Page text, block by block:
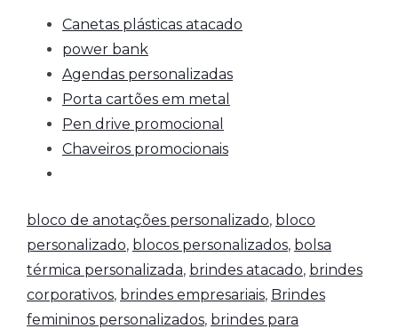
Canetas plásticas atacado
power bank
Agendas personalizadas
Porta cartões em metal
Pen drive promocional
Chaveiros promocionais
bloco de anotações personalizado, bloco
personalizado, blocos personalizados, bolsa
térmica personalizada, brindes atacado, brindes
corporativos, brindes empresariais, Brindes
femininos personalizados, brindes para